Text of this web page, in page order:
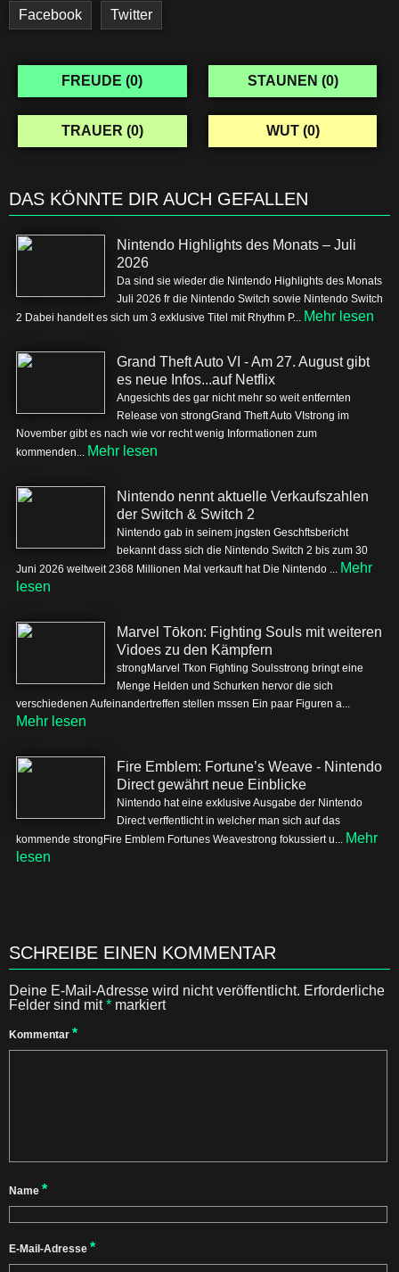
Facebook Twitter
FREUDE (0) STAUNEN (0)
TRAUER (0) WUT (0)
DAS KÖNNTE DIR AUCH GEFALLEN
Nintendo Highlights des Monats – Juli
2026
Da sind sie wieder die Nintendo Highlights des Monats
Juli 2026 fr die Nintendo Switch sowie Nintendo Switch
2 Dabei handelt es sich um 3 exklusive Titel mit Rhythm P... Mehr lesen
Grand Theft Auto VI - Am 27. August gibt
es neue Infos...auf Netflix
Angesichts des gar nicht mehr so weit entfernten
Release von strongGrand Theft Auto VIstrong im
November gibt es nach wie vor recht wenig Informationen zum
kommenden... Mehr lesen
Nintendo nennt aktuelle Verkaufszahlen
der Switch & Switch 2
Nintendo gab in seinem jngsten Geschftsbericht
bekannt dass sich die Nintendo Switch 2 bis zum 30
Juni 2026 weltweit 2368 Millionen Mal verkauft hat Die Nintendo ... Mehr
lesen
Marvel Tōkon: Fighting Souls mit weiteren
Vidoes zu den Kämpfern
strongMarvel Tkon Fighting Soulsstrong bringt eine
Menge Helden und Schurken hervor die sich
verschiedenen Aufeinandertreffen stellen mssen Ein paar Figuren a...
Mehr lesen
Fire Emblem: Fortune’s Weave - Nintendo
Direct gewährt neue Einblicke
Nintendo hat eine exklusive Ausgabe der Nintendo
Direct verffentlicht in welcher man sich auf das
kommende strongFire Emblem Fortunes Weavestrong fokussiert u... Mehr
lesen
SCHREIBE EINEN KOMMENTAR
Deine E-Mail-Adresse wird nicht veröffentlicht. Erforderliche
Felder sind mit* markiert
Kommentar *
Name *
E-Mail-Adresse *